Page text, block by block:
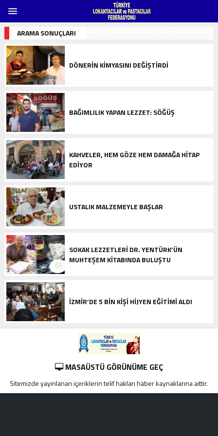
ARAMA SONUÇLARI
DÖNERIN KIMYASINI DEĞIŞTIRDI
BAĞIMLILIK YAPAN LEZZET: SÖĞÜŞ
KAHVELER, HEM GÖZE HEM DAMAĞA HITAP
EDIYOR
USTALIK MALZEMEYLE BAŞLAR
SOKAK LEZZETLERİ DR. YENTÜRK’ÜN
MUHTEŞEM KİTABINDA BULUŞTU
İZMIR’DE 5 BIN KIŞI HIJYEN EĞITIMI ALDI
MASAÜSTÜ GÖRÜNÜME GEÇ
Sitemizde yayınlanan içeriklerin telif hakları haber kaynaklarına aittir.